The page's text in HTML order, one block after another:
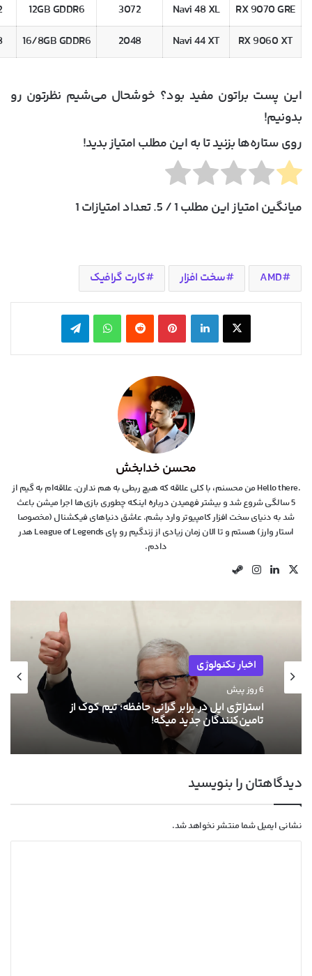
RX 9070 GRE
Navi 48 XL
3072
12GB GDDR6
RX 9060 XT
Navi 44 XT
2048
16/8GB GDDR6
این پست براتون مفید بود؟ خوشحال می‌شیم نظرتون رو
بدونیم!
روی ستاره‌ها بزنید تا به این مطلب امتیاز بدید!
میانگین امتیاز این مطلب1/ 5. تعداد امتیازات 1
AMD سخت افزار کارت گرافیک
X لینکدین ‫پین‌ترست‫رددیت واتس آپ تلگرام
محسن خدابخش
.Hello there من محسنم، با کلی علاقه که هیچ ربطی به هم ندارن. علاقه‌ام به گیم از
5 سالگی شروع شد و بیشتر فهمیدن درباره اینکه چطوری بازی‌ها اجرا میشن باعث
شد به دنیای سخت افزار کامپیوتر وارد بشم. عاشق دنیاهای فیکشنال (مخصوصا
استار وارز) هستم و تا الان زمان زیادی از زندگیم رو پای League of Legends هدر
دادم.
X لینکدیناینستاگرام
اخبار تکنولوژی
6 روز پیش
استراتژی اپل در برابر گرانی حافظه؛ تیم کوک از
تامین‌کنندگان جدید میگه!
دیدگاهتان را بنویسید
نشانی ایمیل شما منتشر نخواهد شد.